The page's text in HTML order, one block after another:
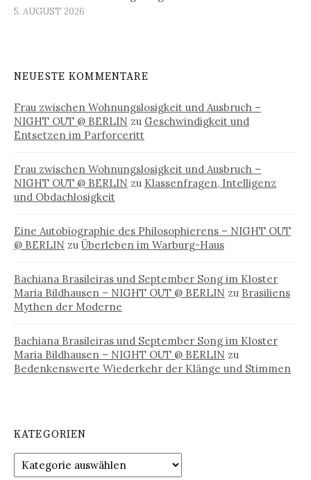
5. AUGUST 2026
NEUESTE KOMMENTARE
Frau zwischen Wohnungslosigkeit und Ausbruch –
NIGHT OUT @ BERLIN zu Geschwindigkeit und
Entsetzen im Parforceritt
Frau zwischen Wohnungslosigkeit und Ausbruch –
NIGHT OUT @ BERLIN zu Klassenfragen, Intelligenz
und Obdachlosigkeit
Eine Autobiographie des Philosophierens – NIGHT OUT
@ BERLIN zu Überleben im Warburg-Haus
Bachiana Brasileiras und September Song im Kloster
Maria Bildhausen – NIGHT OUT @ BERLIN zu Brasiliens
Mythen der Moderne
Bachiana Brasileiras und September Song im Kloster
Maria Bildhausen – NIGHT OUT @ BERLIN zu
Bedenkenswerte Wiederkehr der Klänge und Stimmen
KATEGORIEN
Kategorien